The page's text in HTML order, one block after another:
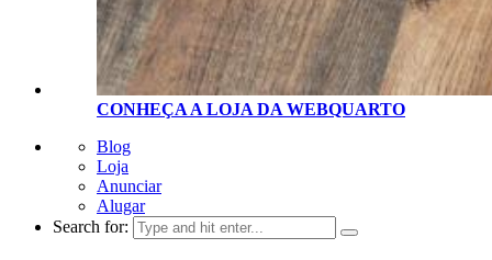
CONHEÇA A LOJA DA WEBQUARTO
Blog
Loja
Anunciar
Alugar
Search for: